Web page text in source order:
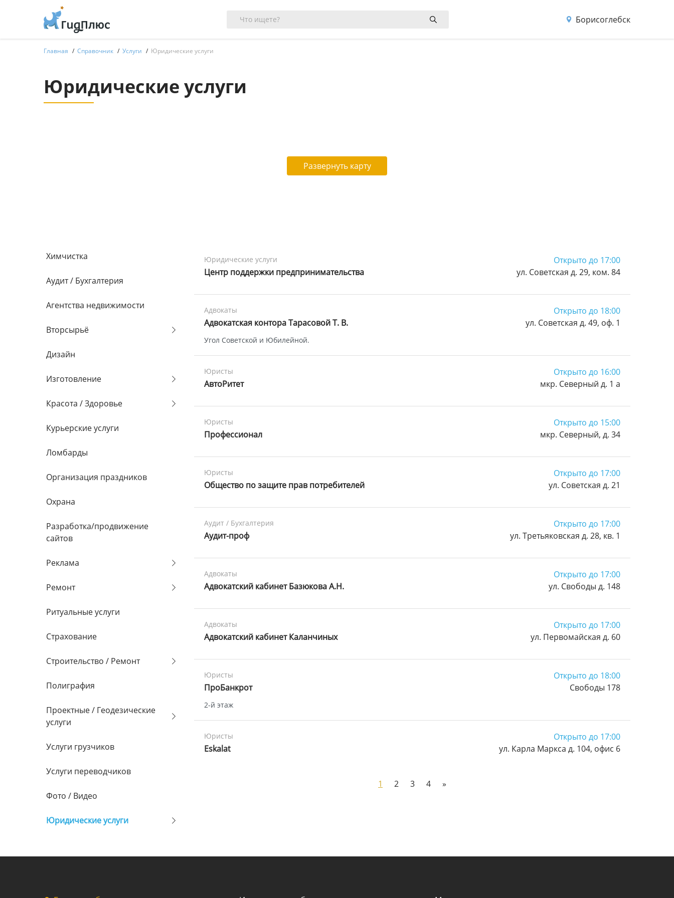
Борисоглебск
Главная Справочник Услуги Юридические услуги
Юридические услуги
Развернуть карту
Химчистка
Аудит / Бухгалтерия
Агентства недвижимости
Вторсырьё
Дизайн
Изготовление
Красота / Здоровье
Курьерские услуги
Ломбарды
Организация праздников
Охрана
Разработка/продвижение
сайтов
Реклама
Ремонт
Ритуальные услуги
Страхование
Строительство / Ремонт
Полиграфия
Проектные / Геодезические
услуги
Услуги грузчиков
Услуги переводчиков
Фото / Видео
Юридические услуги
Юридические услуги
Открыто до 17:00
Центр поддержки предпринимательства
ул. Советская д. 29, ком. 84
Адвокаты
Открыто до 18:00
Адвокатская контора Тарасовой Т. В.
ул. Советская д. 49, оф. 1
Угол Советской и Юбилейной.
Юристы
Открыто до 16:00
АвтоРитет
мкр. Северный д. 1 а
Юристы
Открыто до 15:00
Профессионал
мкр. Северный, д. 34
Юристы
Открыто до 17:00
Общество по защите прав потребителей
ул. Советская д. 21
Аудит / Бухгалтерия
Открыто до 17:00
Аудит-проф
ул. Третьяковская д. 28, кв. 1
Адвокаты
Открыто до 17:00
Адвокатский кабинет Базюкова А.Н.
ул. Свободы д. 148
Адвокаты
Открыто до 17:00
Адвокатский кабинет Каланчиных
ул. Первомайская д. 60
Юристы
Открыто до 18:00
ПроБанкрот
Свободы 178
2-й этаж
Юристы
Открыто до 17:00
Eskalat
ул. Карла Маркса д. 104, офис 6
1 2 3 4 »